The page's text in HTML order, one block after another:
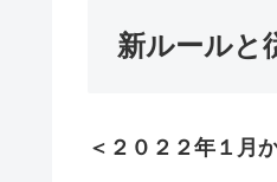
新ルールと
＜２０２２年１月